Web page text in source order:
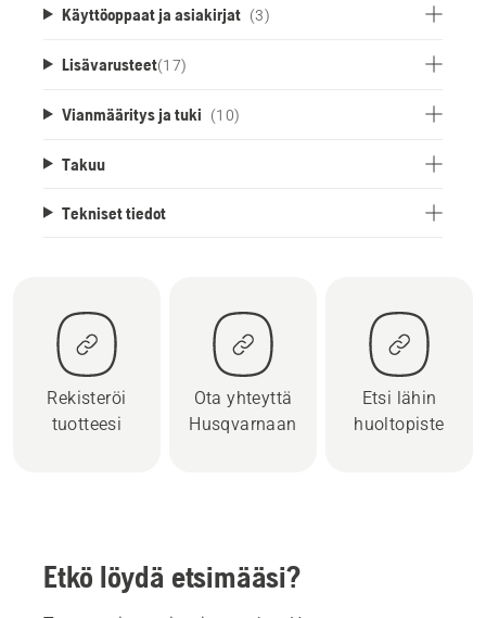
Käyttöoppaat ja asiakirjat (3)
Lisävarusteet(17)
Vianmääritys ja tuki (10)
Takuu
Tekniset tiedot
Rekisteröi
tuotteesi
Ota yhteyttä
Husqvarnaan
Etsi lähin
huoltopiste
Etkö löydä etsimääsi?